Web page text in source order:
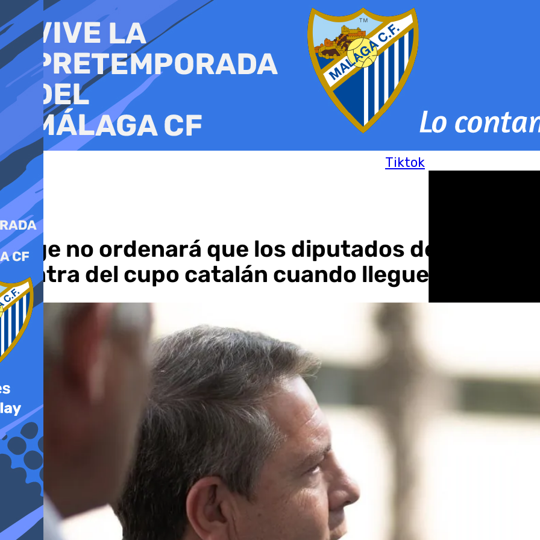
al
contenido
Tiktok
Page no ordenará que los diputados de C-LM
contra del cupo catalán cuando llegue al